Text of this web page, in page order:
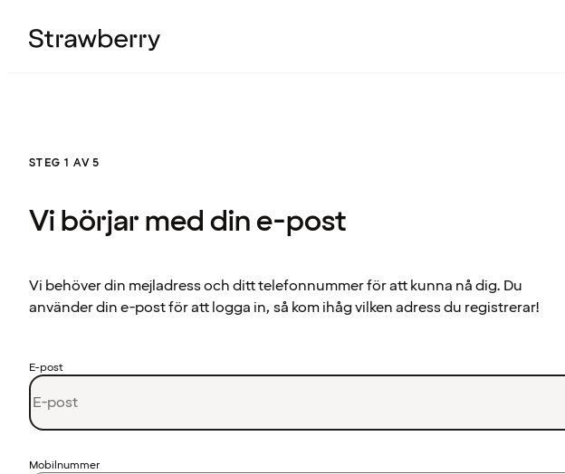
STEG 1 AV 5
Vi börjar med din e-post
Vi behöver din mejladress och ditt telefonnummer för att kunna nå dig. Du
använder din e-post för att logga in, så kom ihåg vilken adress du registrerar!
E-post
Landskod
Mobilnummer